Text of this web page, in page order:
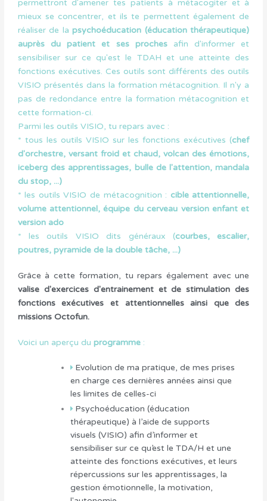
permettront d'amener tes patients à métacogiter et à
mieux se concentrer, et ils te permettent également de
réaliser de lapsychoéducation (éducation thérapeutique)
auprès du patient et ses prochesafin d'informer et
sensibiliser sur ce qu'est le TDAH et une atteinte des
fonctions exécutives. Ces outils sont différents des outils
VISIO présentés dans la formation métacognition. Il n'y a
pas de redondance entre la formation métacognition et
cette formation-ci.
Parmi les outils VISIO, tu repars avec :
* tous les outils VISIO sur les fonctions exécutives (chef
d'orchestre, versant froid et chaud, volcan des émotions,
iceberg des apprentissages, bulle de l'attention, mandala
du stop, ...)
* les outils VISIO de métacognition : cible attentionnelle,
volume attentionnel, équipe du cerveau version enfant et
version ado
* les outils VISIO dits généraux (courbes, escalier,
poutres, pyramide de la double tâche, ...)
Grâce à cette formation, tu repars également avec une
valise d'exercices d'entrainement et de stimulation des
fonctions exécutives et attentionnelles ainsi que des
missions Octofun.
Voici un aperçu du programme:
Evolution de ma pratique, de mes prises
en charge ces dernières années ainsi que
les limites de celles-ci
Psychoéducation (éducation
thérapeutique) à l’aide de supports
visuels (VISIO) afin d’informer et
sensibiliser sur ce qu’est le TDA/H et une
atteinte des fonctions exécutives, et leurs
répercussions sur les apprentissages, la
gestion émotionnelle, la motivation,